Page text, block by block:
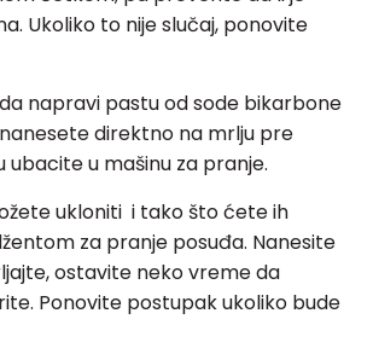
Ukoliko to nije slučaj, ponovite
napravi pastu od sode bikarbone
direktno na mrlju pre
ubacite u mašinu za pranje.
ukloniti i tako što ćete ih
za pranje posuđa. Nanesite
ostavite neko vreme da
Ponovite postupak ukoliko bude